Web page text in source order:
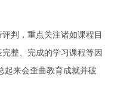
判，重点关注诸如课程目
整、完成的学习课程等因
起来会歪曲教育成就并破